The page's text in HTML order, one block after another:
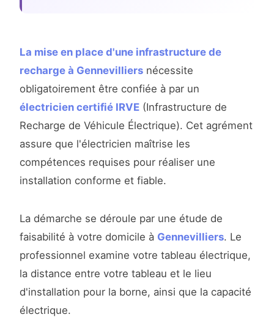
La mise en place d'une infrastructure de
recharge à Gennevilliers nécessite
obligatoirement être confiée à par un
électricien certifié IRVE (Infrastructure de
Recharge de Véhicule Électrique). Cet agrément
assure que l'électricien maîtrise les
compétences requises pour réaliser une
installation conforme et fiable.
La démarche se déroule par une étude de
faisabilité à votre domicile à Gennevilliers. Le
professionnel examine votre tableau électrique,
la distance entre votre tableau et le lieu
d'installation pour la borne, ainsi que la capacité
électrique.